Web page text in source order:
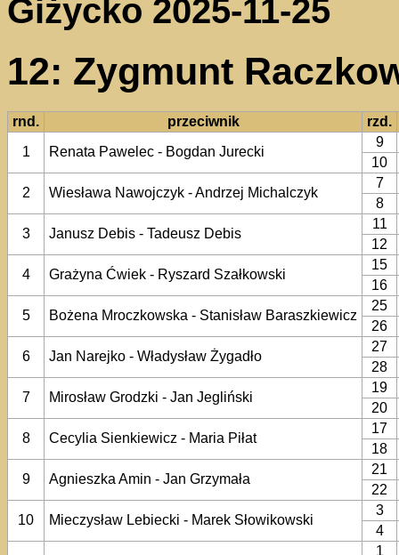
Giżycko 2025-11-25
12: Zygmunt
rnd. przeciwnik
rzd.
1
Renata Pawelec - Bogdan Jurecki
9
10
2
Wiesława Nawojczyk - Andrzej Michalczyk
7
8
3
Janusz Debis - Tadeusz Debis
11
12
4
Grażyna Ćwiek - Ryszard Szałkowski
15
16
5
Bożena Mroczkowska - Stanisław Baraszkiewicz
25
26
6
Jan Narejko - Władysław Żygadło
27
28
7
Mirosław Grodzki - Jan Jegliński
19
20
8
Cecylia Sienkiewicz - Maria Piłat
17
18
9
Agnieszka Amin - Jan Grzymała
21
22
10
Mieczysław Lebiecki - Marek Słowikowski
3
4
1